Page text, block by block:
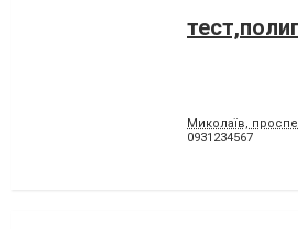
Миколаїв,
0931234567